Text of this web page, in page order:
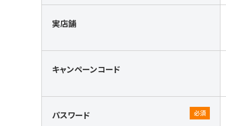
実店舗
キャンペーンコード
パスワード